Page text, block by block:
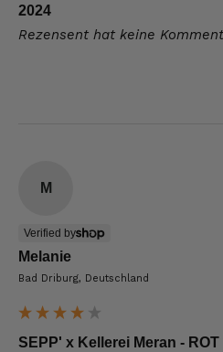
2024
Rezensent hat keine
M
Verified by
Melanie
Bad Driburg, Deutschland
SEPP' x Kellerei Meran -